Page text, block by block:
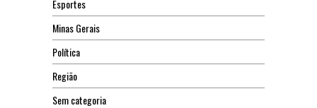
Esportes
Minas Gerais
Política
Região
Sem categoria